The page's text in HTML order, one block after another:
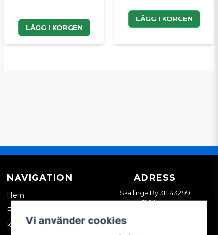
LÄGG I KORGEN
LÄGG I KORGEN
NAVIGATION
Hem
Företagskund
Kontakta oss
ADRESS
Skällinge By 31, 432 99
Skällinge
Vi använder cookies